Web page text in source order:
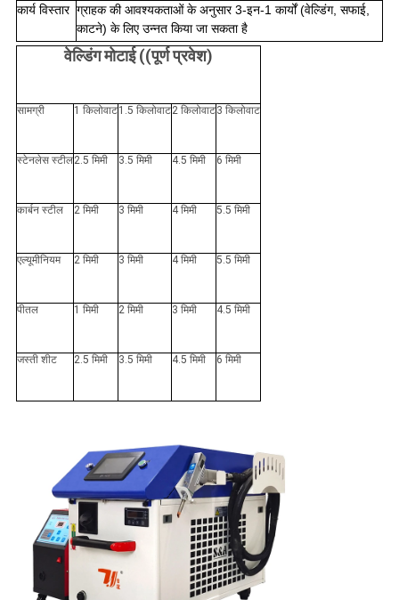
कार्य विस्तार ग्राहक की आवश्यकताओं के अनुसार 3-इन-1 कार्यों (वेल्डिंग, सफाई,
काटने) के लिए उन्नत किया जा सकता है
वेल्डिंग मोटाई ((पूर्ण प्रवेश)
सामग्री 1 किलोवाट1.5 किलोवाट2 किलोवाट3 किलोवाट
स्टेनलेस स्टील2.5 मिमी 3.5 मिमी 4.5 मिमी 6 मिमी
कार्बन स्टील 2 मिमी 3 मिमी 4 मिमी 5.5 मिमी
एल्यूमीनियम 2 मिमी 3 मिमी 4 मिमी 5.5 मिमी
पीतल 1 मिमी 2 मिमी 3 मिमी 4.5 मिमी
जस्ती शीट 2.5 मिमी 3.5 मिमी 4.5 मिमी 6 मिमी